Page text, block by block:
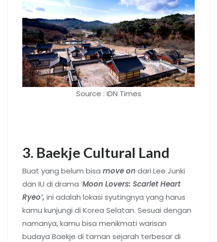
Source : IDN Times
3. Baekje Cultural Land
Buat yang belum bisa move on dari Lee Junki
dan IU di drama ’Moon Lovers: Scarlet Heart
Ryeo’, ini adalah lokasi syutingnya yang harus
kamu kunjungi di Korea Selatan. Sesuai dengan
namanya, kamu bisa menikmati warisan
budaya Baekje di taman sejarah terbesar di